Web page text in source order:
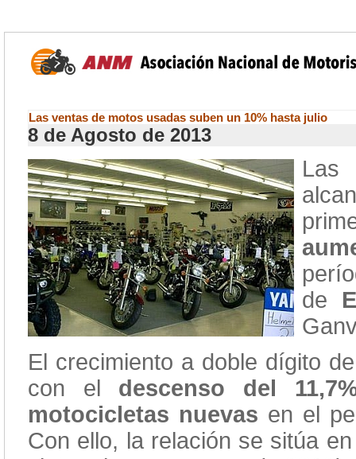
Las ventas de motos usadas suben un 10% hasta julio
8 de Agosto de 2013
de
El crecimiento a doble dígito
con el descenso del
motocicletas nuevas en el
Con ello, la relación se sitúa